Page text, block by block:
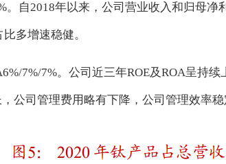
。自2018年以来，公司营业收入和归母
多增速稳健。
7%/7%。公司近三年ROE及ROA呈
公司管理费用略有下降，公司管理效率